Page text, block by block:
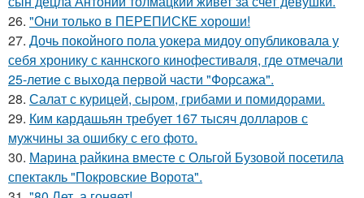
26. "Они только в ПЕРЕПИСКЕ хороши!
27. Дочь покойного пола уокера мидоу опубликовала у
себя хронику с каннского кинофестиваля, где отмечали
25-летие с выхода первой части "Форсажа".
28. Салат с курицей, сыром, грибами и помидорами.
29. Ким кардашьян требует 167 тысяч долларов с
мужчины за ошибку с его фото.
30. Марина райкина вместе с Ольгой Бузовой посетила
спектакль "Покровские Ворота".